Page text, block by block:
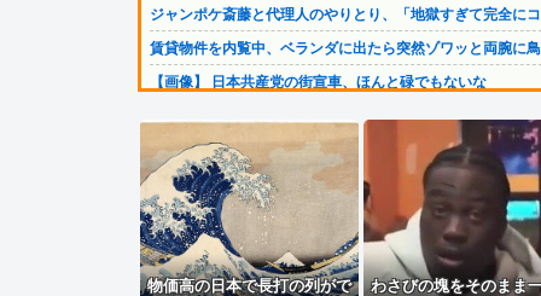
ジャンポケ斎藤と代理人のやりとり、「地獄すぎて完全に
賃貸物件を内覧中、ベランダに出たら突然ゾワッと両腕に
【画像】 日本共産党の街宣車、ほんと碌でもないな
積水ハウス「地面師に55億円騙し取られた…」ワイ「はえ
【悲報】 ドル円、年末150円割れへｗｗｗｗｗ
イオン爆発事故の遺族、社長発言にブチギレ「本当のこと
高配当をうたった「みんなで大家さん」→実態は2881億円...
秋田県職員さん、会見をバスローブ＆喫煙スタイルで対応
滝沢秀明社長、熊本入り示唆「男手が必要。時間を見つけ
物価高の日本で長打の列がで
わさびの塊をそのまま